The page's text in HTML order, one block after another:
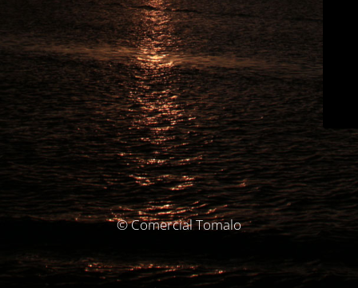
© Comercial Tomalo